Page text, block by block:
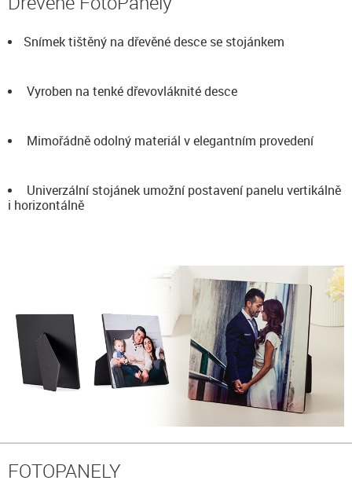
Snímek tištěný na dřevěné desce se stojánkem
Vyroben na tenké dřevovláknité desce
Mimořádně odolný materiál v elegantním provedení
Univerzální stojánek umožní postavení panelu vertikálně
i horizontálně
FOTOPANELY